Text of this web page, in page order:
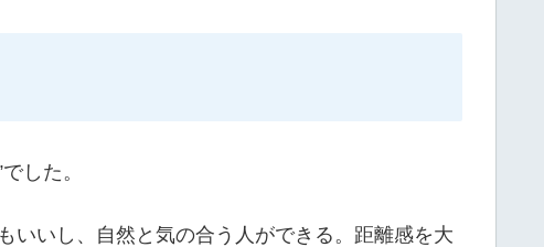
した。
いいし、自然と気の合う人ができる。距離感を大